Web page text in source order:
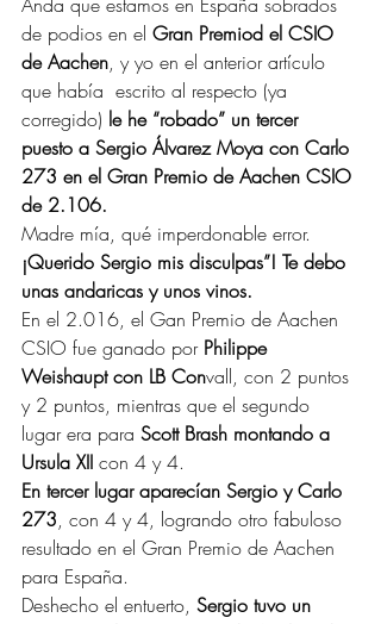
de podios en el Gran Premiod el CSIO
de Aachen, y yo en el anterior artículo
que había  escrito al respecto (ya
corregido) le he “robado” un tercer
puesto a Sergio Álvarez Moya con Carlo
273 en el Gran Premio de Aachen CSIO
de 2.106.
Madre mía, qué imperdonable error.
¡Querido Sergio mis disculpas”! Te debo
unas andaricas y unos vinos.
En el 2.016, el Gan Premio de Aachen
CSIO fue ganado por Philippe
Weishaupt con LB Convall, con 2 puntos
y 2 puntos, mientras que el segundo
lugar era para Scott Brash montando a
Ursula XII con 4 y 4.
En tercer lugar aparecían Sergio y Carlo
273, con 4 y 4, logrando otro fabuloso
resultado en el Gran Premio de Aachen
para España.
Deshecho el entuerto, Sergio tuvo un